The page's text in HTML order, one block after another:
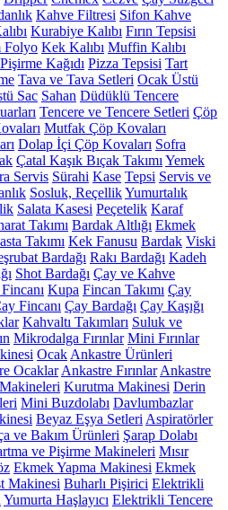
Kahve Filtresi Sifon Kahve
Kurabiye Kalıbı Fırın Tepsisi
Folyo Kek Kalıbı Muffin Kalıbı
Pişirme Kağıdı Pizza Tepsisi Tart
Tava ve Tava Setleri Ocak Üstü
Sac Sahan Düdüklü Tencere
Tencere ve Tencere Setleri Çöp
Mutfak Çöp Kovaları
Dolap İçi Çöp Kovaları Sofra
Çatal Kaşık Bıçak Takımı Yemek
Servis Sürahi Kase Tepsi Servis ve
Sosluk, ReçellikYumurtalık
Salata Kasesi Peçetelik Karaf
Takımı Bardak Altlığı Ekmek
Takımı Kek Fanusu Bardak Viski
Bardağı Rakı Bardağı Kadeh
Shot Bardağı Çay ve Kahve
Kupa Fincan Takımı Çay
Fincanı Çay Bardağı Çay Kaşığı
Kahvaltı Takımları Suluk ve
Mikrodalga Fırınlar Mini Fırınlar
Ocak Ankastre Ürünleri
Ocaklar Ankastre Fırınlar Ankastre
Kurutma Makinesi Derin
Mini Buzdolabı Davlumbazlar
Beyaz Eşya Setleri Aspiratörler
ve Bakım Ürünleri Şarap Dolabı
ve Pişirme Makineleri Mısır
Ekmek Yapma Makinesi Ekmek
Makinesi Buharlı Pişirici Elektrikli
Yumurta Haşlayıcı Elektrikli Tencere